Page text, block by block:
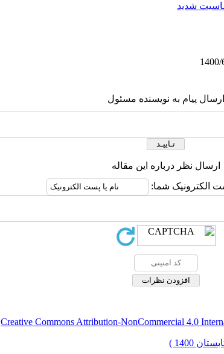
شدید
ارسال پیام به نویسنده مسئول
ارسال نظر درباره این مقاله
الکترونیک شما:
Creative Commons Attribution-NonCommercial 4.0